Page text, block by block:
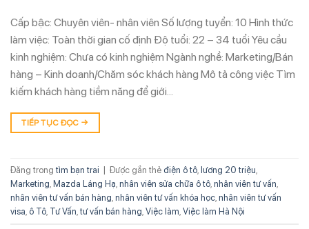
Cấp bậc: Chuyên viên- nhân viên Số lượng tuyển: 10 Hình thức
làm việc: Toàn thời gian cố định Độ tuổi: 22 – 34 tuổi Yêu cầu
kinh nghiệm: Chưa có kinh nghiệm Ngành nghề: Marketing/Bán
hàng – Kinh doanh/Chăm sóc khách hàng Mô tả công việc Tìm
kiếm khách hàng tiềm năng để giới…
TIẾP TỤC ĐỌC →
Đăng trong tìm bạn trai | Được gắn thẻ điện ô tô lương 20 triệu
Marketing Mazda Láng Hạ nhân viên sửa chữa ô tô nhân viên tư vấn
nhân viên tư vấn bán hàng nhân viên tư vấn khóa học nhân viên tư vấn
visa ô Tô Tư Vấn tư vấn bán hàng Việc làm Việc làm Hà Nội